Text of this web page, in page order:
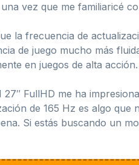
vez que me familiaricé
la frecuencia de
de juego mucho más
en juegos de alta acción.
FullHD me ha
de 165 Hz es algo
Si estás buscando un